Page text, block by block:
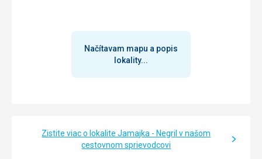
Načítavam mapu a popis
lokality...
Zistite viac o lokalite Jamajka - Negril v našom
cestovnom sprievodcovi